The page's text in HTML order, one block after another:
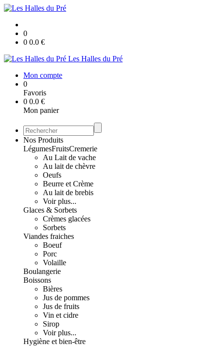
0
0 0.0 €
Les Halles du Pré
Mon compte
0
Favoris
0 0.0 €
Mon panier
Nos Produits
LégumesFruitsCremerie
Au Lait de vache
Au lait de chèvre
Oeufs
Beurre et Crème
Au lait de brebis
Voir plus...
Glaces & Sorbets
Crèmes glacées
Sorbets
Viandes fraiches
Boeuf
Porc
Volaille
Boulangerie
Boissons
Bières
Jus de pommes
Jus de fruits
Vin et cidre
Sirop
Voir plus...
Hygiène et bien-être